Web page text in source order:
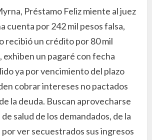
Préstamo Feliz miente al juez
cuenta por 242 mil pesos falsa,
recibió un crédito por 80 mil
exhiben un pagaré con fecha
ya por vencimiento del plazo
cobrar intereses no pactados
la deuda. Buscan aprovecharse
salud de los demandados, de la
ver secuestrados sus ingresos